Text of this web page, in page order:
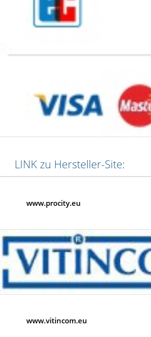
LINK zu Hersteller-Site:
www.procity.eu
www.vitincom.eu